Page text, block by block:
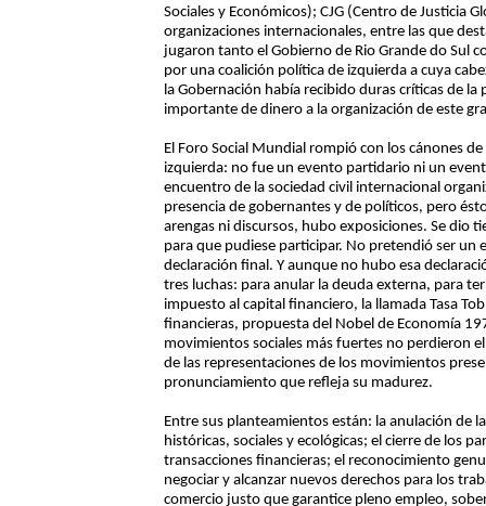
Sociales y Económicos); CJG (Centro de Justicia
organizaciones internacionales, entre las que
jugaron tanto el Gobierno de Rio Grande do Sul
por una coalición política de izquierda a cuya
la Gobernación había recibido duras críticas de
importante de dinero a la organización de este
El Foro Social Mundial rompió con los cánones
izquierda: no fue un evento partidario ni un
encuentro de la sociedad civil internacional
presencia de gobernantes y de políticos, pero
arengas ni discursos, hubo exposiciones. Se dio
para que pudiese participar. No pretendió ser
declaración final. Y aunque no hubo esa
tres luchas: para anular la deuda externa, para
impuesto al capital financiero, la llamada Tasa
financieras, propuesta del Nobel de Economía
movimientos sociales más fuertes no perdieron
de las representaciones de los movimientos
pronunciamiento que refleja su madurez.
Entre sus planteamientos están: la anulación de
históricas, sociales y ecológicas; el cierre de los
transacciones financieras; el reconocimiento
negociar y alcanzar nuevos derechos para los
comercio justo que garantice pleno empleo,